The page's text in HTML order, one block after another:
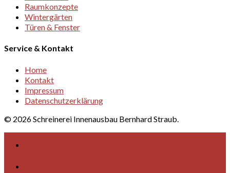
Raumkonzepte
Wintergärten
Türen & Fenster
Service & Kontakt
Home
Kontakt
Impressum
Datenschutzerklärung
© 2026 Schreinerei Innenausbau Bernhard Straub.